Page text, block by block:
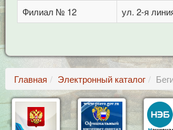
Филиал № 12 ул. 2-я
Главная Электронный каталог